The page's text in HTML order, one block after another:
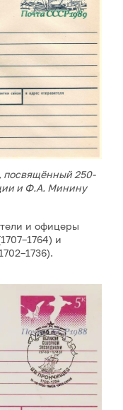
посвящённый 250-
и Ф.А. Минину
и офицеры
и